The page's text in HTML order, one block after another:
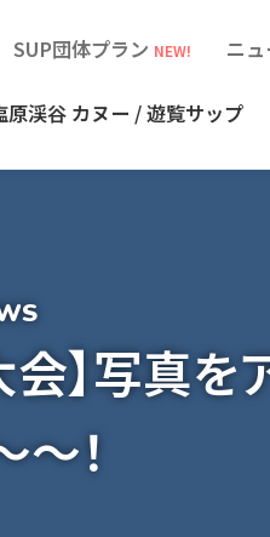
原渓谷 カヌー / 遊覧サップ
SUP団体プラン NEW! ニ
】写真を
～！